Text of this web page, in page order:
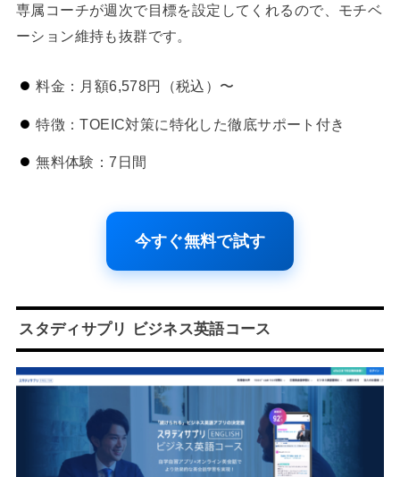
専属コーチが週次で目標を設定してくれるので、モチベ
ーション維持も抜群です。
料金：月額6,578円（税込）〜
特徴：TOEIC対策に特化した徹底サポート付き
無料体験：7日間
今すぐ無料で試す
スタディサプリ ビジネス英語コース